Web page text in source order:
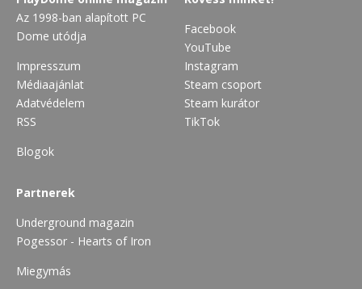
Az 1998-ban alapított PC
Dome utódja
Impresszum
Médiaajánlat
Adatvédelem
RSS
Blogok
Facebook
YouTube
Instagram
Steam csoport
Steam kurátor
TikTok
Partnerek
Underground magazin
Pogessor - Hearts of Iron
Miegymás